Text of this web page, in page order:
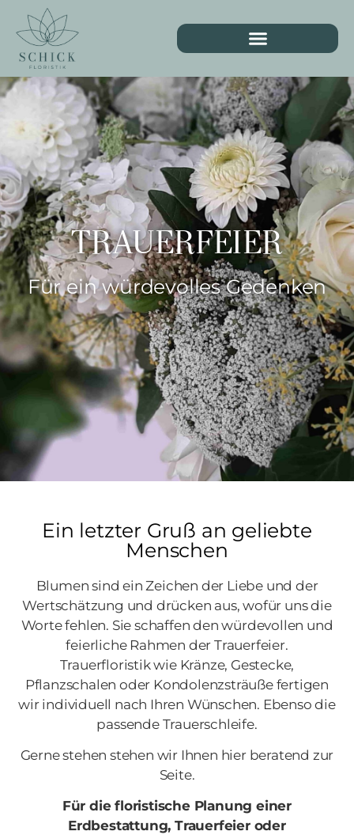
TRAUERFEIER
Für ein würdevolles Gedenken
Ein letzter Gruß an geliebte
Menschen
Blumen sind ein Zeichen der Liebe und der
Wertschätzung und drücken aus, wofür uns die
Worte fehlen. Sie schaffen den würdevollen und
feierliche Rahmen der Trauerfeier.
Trauerfloristik wie Kränze, Gestecke,
Pflanzschalen oder Kondolenzsträuße fertigen
wir individuell nach Ihren Wünschen. Ebenso die
passende Trauerschleife.
Gerne stehen stehen wir Ihnen hier beratend zur
Seite.
Für die floristische Planung einer
Erdbestattung, Trauerfeier oder